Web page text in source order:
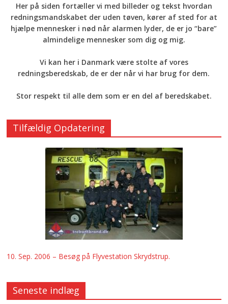
Her på siden fortæller vi med billeder og tekst hvordan
redningsmandskabet der uden tøven, kører af sted for at
hjælpe mennesker i nød når alarmen lyder, de er jo “bare”
almindelige mennesker som dig og mig.
Vi kan her i Danmark være stolte af vores
redningsberedskab, de er der når vi har brug for dem.
Stor respekt til alle dem som er en del af beredskabet.
Tilfældig Opdatering
10. Sep. 2006 – Besøg på Flyvestation Skrydstrup.
Seneste indlæg